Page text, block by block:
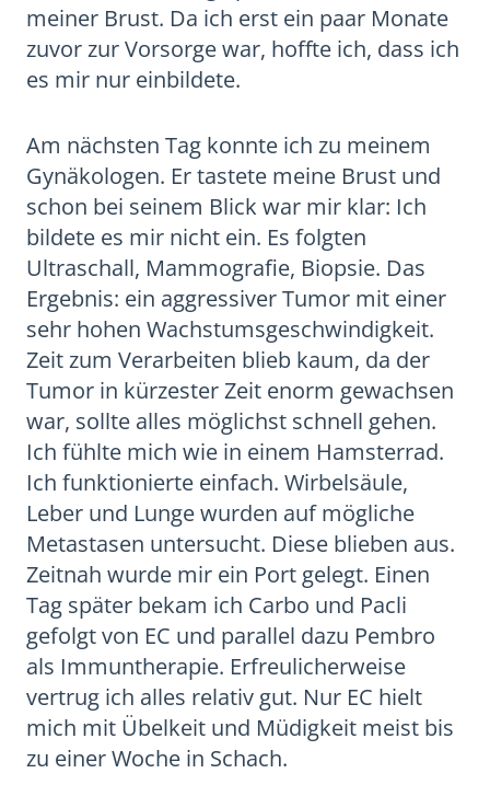
meiner Brust. Da ich erst ein paar Monate
zuvor zur Vorsorge war, hoffte ich, dass ich
es mir nur einbildete.
Am nächsten Tag konnte ich zu meinem
Gynäkologen. Er tastete meine Brust und
schon bei seinem Blick war mir klar: Ich
bildete es mir nicht ein. Es folgten
Ultraschall, Mammografie, Biopsie. Das
Ergebnis: ein aggressiver Tumor mit einer
sehr hohen Wachstumsgeschwindigkeit.
Zeit zum Verarbeiten blieb kaum, da der
Tumor in kürzester Zeit enorm gewachsen
war, sollte alles möglichst schnell gehen.
Ich fühlte mich wie in einem Hamsterrad.
Ich funktionierte einfach. Wirbelsäule,
Leber und Lunge wurden auf mögliche
Metastasen untersucht. Diese blieben aus.
Zeitnah wurde mir ein Port gelegt. Einen
Tag später bekam ich Carbo und Pacli
gefolgt von EC und parallel dazu Pembro
als Immuntherapie. Erfreulicherweise
vertrug ich alles relativ gut. Nur EC hielt
mich mit Übelkeit und Müdigkeit meist bis
zu einer Woche in Schach.